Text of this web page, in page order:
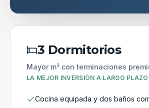
3 Dormitorios
Mayor m² con terminaciones
LA MEJOR INVERSIÓN A LARGO PLAZO
Cocina equipada y dos baños